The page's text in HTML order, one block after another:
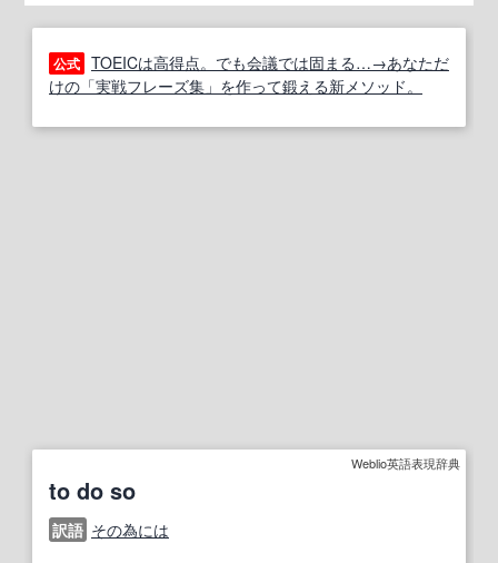
公式 TOEICは高得点。でも会議では固まる…→あなただ
けの「実戦フレーズ集」を作って鍛える新メソッド。
Weblio英語表現辞典
to do so
訳語 その為には